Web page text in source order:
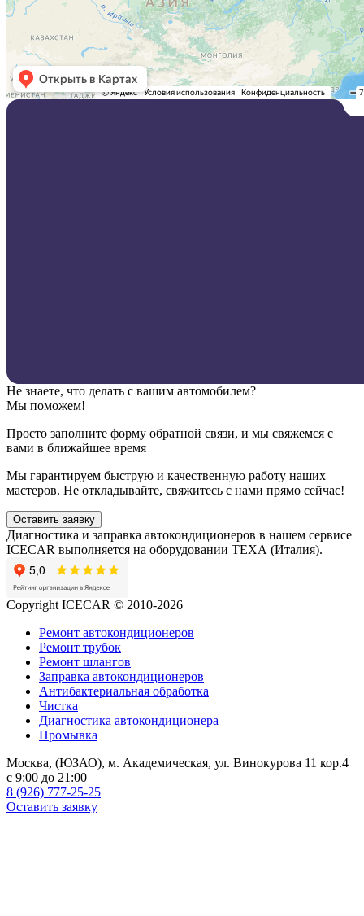
Не знаете, что делать с вашим автомобилем?
Мы поможем!
Просто заполните форму обратной связи, и мы свяжемся с
вами в ближайшее время
Мы гарантируем быструю и качественную работу наших
мастеров. Не откладывайте, свяжитесь с нами прямо сейчас!
Оставить заявку
Диагностика и заправка автокондиционеров в нашем сервисе
ICECAR выполняется на оборудовании ТЕХА (Италия).
Copyright ICECAR © 2010-2026
Ремонт автокондиционеров
Ремонт трубок
Ремонт шлангов
Заправка автокондиционеров
Антибактериальная обработка
Чистка
Диагностика автокондиционера
Промывка
Москва, (ЮЗАО), м. Академическая, ул. Винокурова 11 кор.4
c 9:00 до 21:00
8 (926) 777-25-25
Оставить заявку